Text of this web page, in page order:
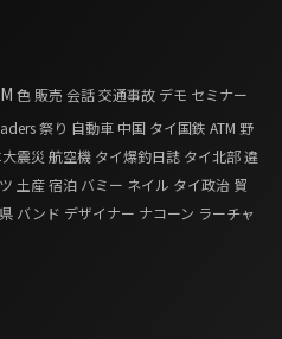
色 販売 会話交通事故 デモ セミナー
祭り 自動車 中国 タイ国鉄 ATM 野
震災 航空機 タイ爆釣日誌 タイ北部違
土産宿泊 バミー ネイル タイ政治 貿
バンド デザイナー ナコーン ラーチャ